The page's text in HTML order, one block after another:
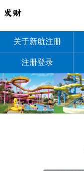
关于新航注册
注册登录